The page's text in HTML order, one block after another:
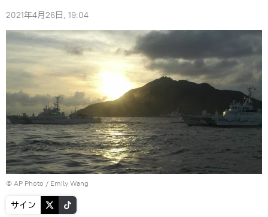
2021年4月26日, 19:04
© AP Photo / Emily Wang
サイン